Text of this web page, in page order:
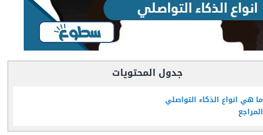
جدول المحتويات
ما هي انواع الذكاء التواصلي
المراجع